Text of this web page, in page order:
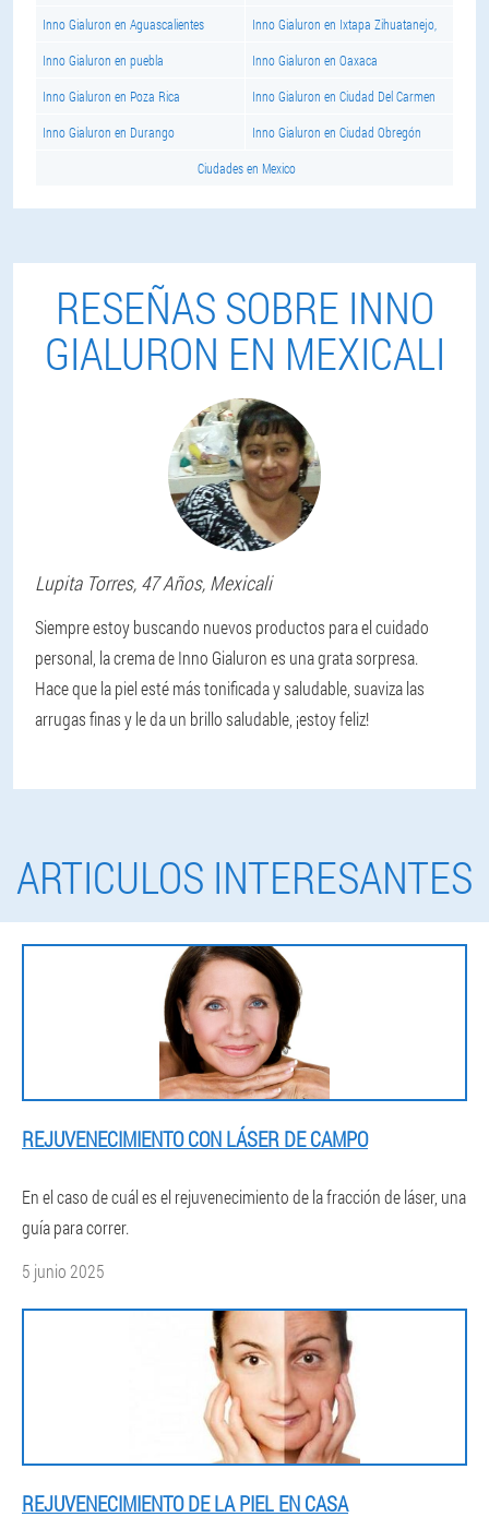
Inno Gialuron en Aguascalientes Inno Gialuron en Ixtapa Zihuatanejo,
Inno Gialuron en puebla Inno Gialuron en Oaxaca
Inno Gialuron en Poza Rica Inno Gialuron en Ciudad Del Carmen
Inno Gialuron en Durango Inno Gialuron en Ciudad Obregón
Ciudades en Mexico
RESEÑAS SOBRE INNO
GIALURON EN MEXICALI
Lupita Torres, 47 Años, Mexicali
Siempre estoy buscando nuevos productos para el cuidado
personal, la crema de Inno Gialuron es una grata sorpresa.
Hace que la piel esté más tonificada y saludable, suaviza las
arrugas finas y le da un brillo saludable, ¡estoy feliz!
ARTICULOS INTERESANTES
REJUVENECIMIENTO CON LÁSER DE CAMPO
En el caso de cuál es el rejuvenecimiento de la fracción de láser, una
guía para correr.
5 junio 2025
REJUVENECIMIENTO DE LA PIEL EN CASA